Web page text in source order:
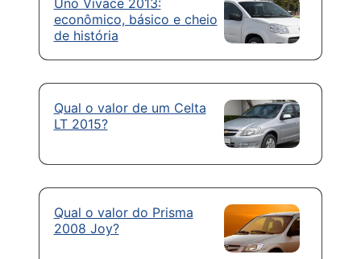
econômico, básico e cheio
de história
Qual o valor de um Celta
LT 2015?
Qual o valor do Prisma
2008 Joy?